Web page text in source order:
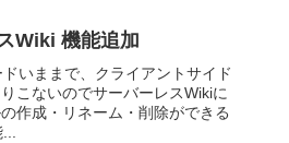
Wiki 機能追加
いままで、クライアントサイド
こないのでサーバーレスWikiに
作成・リネーム・削除ができる